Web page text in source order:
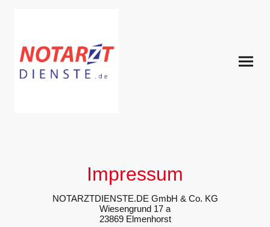
Impressum
NOTARZTDIENSTE.DE GmbH & Co. KG
Wiesengrund 17 a
23869 Elmenhorst